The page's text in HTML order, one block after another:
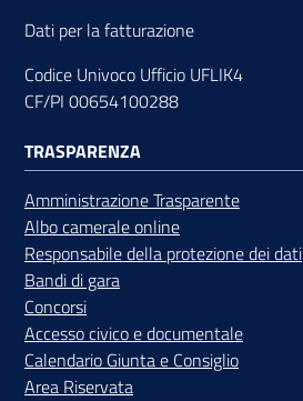
Seguici
su
Dati per la fatturazione
Codice Univoco Ufficio UFLIK4
CF/PI 00654100288
TRASPARENZA
Amministrazione Trasparente
Albo camerale online
Responsabile della protezione dei dati
Bandi di gara
Concorsi
Accesso civico e documentale
Calendario Giunta e Consiglio
Area Riservata